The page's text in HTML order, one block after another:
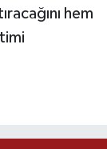
hem